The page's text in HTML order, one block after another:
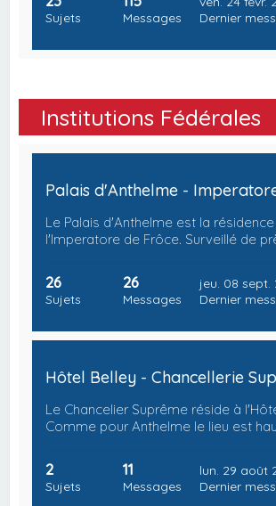
Sujets Messages
Dernier
Institutions Fédérales
Palais d'Anthelme -
Le Palais d'Anthelme est la
l'Imperatore de Frôce. Surveillé de
26
Sujets
26
Messages
jeu. 08 sept.
Dernier
Hôtel Belley - Chancellerie
Le Chancelier Suprême réside à
Comme pour Anthelme le lieu est
2
Sujets
11
Messages
lun. 29 août
Dernier